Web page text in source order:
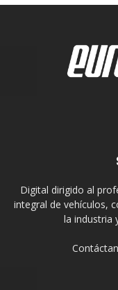
Digital dirigido al
integral de vehículos,
la industria